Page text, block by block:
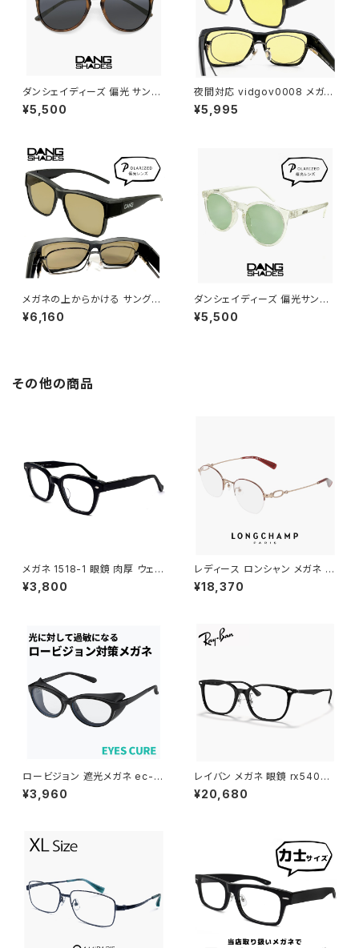
ダンシェイディーズ 偏光 サング
ラス vidg00427 FENTON フ
ェントン DANG SHADES 偏光
ンド モデル ボストン型 フレーム
uvカット 偏光レンズ 運転用 釣
り アウトドア キャンプ に おすす
め
¥5,500
夜間対応 vidgov0008 メガネ
の上からかける サングラス ダン
シェイディーズ オーバーグラス
大きい サイズ UVカット
¥5,995
メガネの上からかける サングラ
ス vidgov0005 ダンシェイデ
ィーズ オーバーグラス 偏光サン
い サイズ
¥6,160
ダンシェイディーズ 偏光サング
ラス vidg00472 ATZ エーテ
ィーゼット DANG SHADES 偏
¥5,500
その他の商品
メガネ 1518-1 眼鏡 肉厚 ウェリ
ントン ブラック 黒縁 黒ぶち
¥3,800
レディース ロンシャン メガネ lo
2549lbj-734 46mm longch
amp 眼鏡 かわいい おしゃれ
BER GOLD / BORDEAUX カ
ラー ダミーレンズ発送
¥18,370
ロービジョン 遮光メガネ ec-6
08l-bk 【 術後 眩しい 眩しさ
対策 保護メガネ 曇らない 遮光
イドガード アイキュア エステ 飛
沫 感染 予防 対策 防止 くもり
¥3,960
レイバン メガネ 眼鏡 rx5403d
5725 54mm Ray-Ban 眼鏡
メンズ レディース ユニセックス
¥20,680